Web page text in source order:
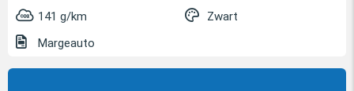
141 g/km
Zwart
Margeauto